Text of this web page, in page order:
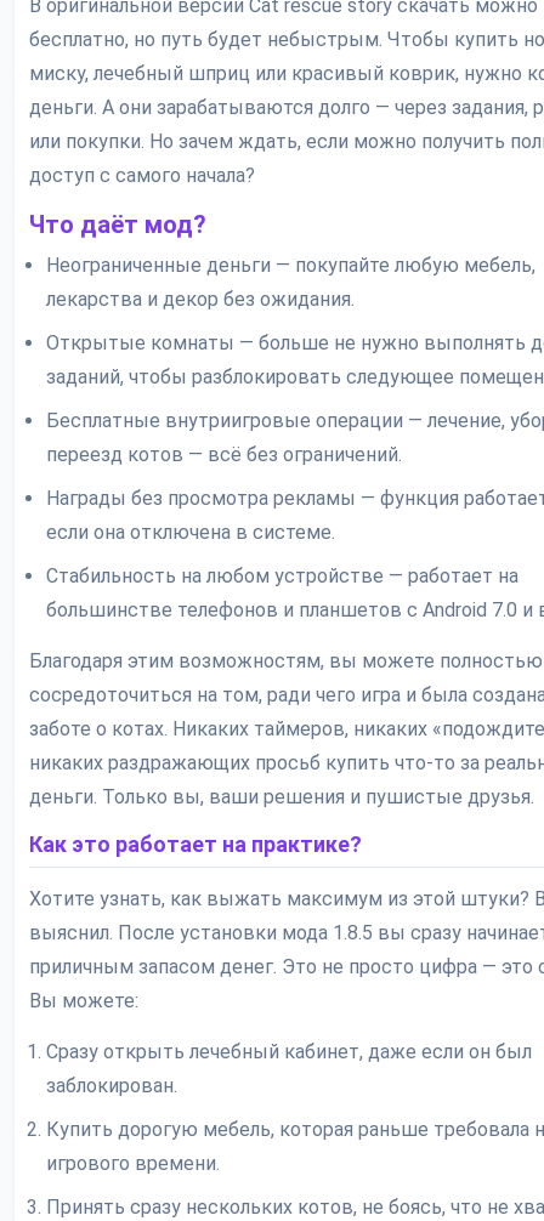
В оригинальной версии Cat rescue story скачать можно
бесплатно, но путь будет небыстрым. Чтобы купить
миску, лечебный шприц или красивый коврик, нужно
деньги. А они зарабатываются долго — через задания,
или покупки. Но зачем ждать, если можно получить
доступ с самого начала?
Что даёт мод?
Неограниченные деньги — покупайте любую мебель,
лекарства и декор без ожидания.
Открытые комнаты — больше не нужно выполнять
заданий, чтобы разблокировать следующее
Бесплатные внутриигровые операции — лечение,
переезд котов — всё без ограничений.
Награды без просмотра рекламы — функция
если она отключена в системе.
Стабильность на любом устройстве — работает на
большинстве телефонов и планшетов с Android 7.0
Благодаря этим возможностям, вы можете полностью
сосредоточиться на том, ради чего игра и была
заботе о котах. Никаких таймеров, никаких
никаких раздражающих просьб купить что-то за
деньги. Только вы, ваши решения и пушистые друзья.
Как это работает на практике?
Хотите узнать, как выжать максимум из этой штуки?
выяснил. После установки мода 1.8.5 вы сразу
приличным запасом денег. Это не просто цифра — это
Вы можете:
Сразу открыть лечебный кабинет, даже если он был
заблокирован.
Купить дорогую мебель, которая раньше требовала
игрового времени.
Принять сразу нескольких котов, не боясь, что не